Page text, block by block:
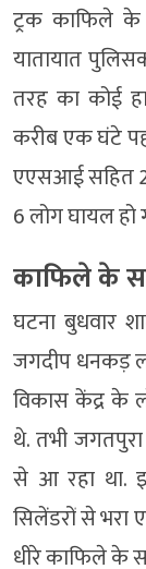
ट्रक काफिले
यातायात
तरह का कोई
करीब एक घंटे
एएसआई सहित 2
6 लोग घायल हो
काफिले के
घटना बुधवार
जगदीप धनकड़
विकास केंद्र के
थे. तभी जगतपुरा
से आ रहा था.
सिलेंडरों से भरा
धीरे काफिले के